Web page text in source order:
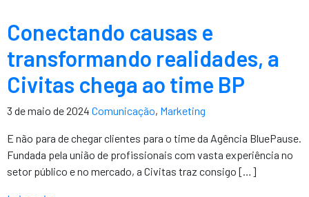
Conectando causas e
transformando realidades, a
Civitas chega ao time BP
3 de maio de 2024 Comunicação, Marketing
E não para de chegar clientes para o time da Agência BluePause.
Fundada pela união de profissionais com vasta experiência no
setor público e no mercado, a Civitas traz consigo […]